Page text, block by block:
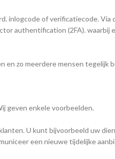
inlogcode of verificatiecode.
authentification (2FA).
en zo meerdere mensen
geven enkele voorbeelden.
U kunt bijvoorbeeld uw
een nieuwe tijdelijke